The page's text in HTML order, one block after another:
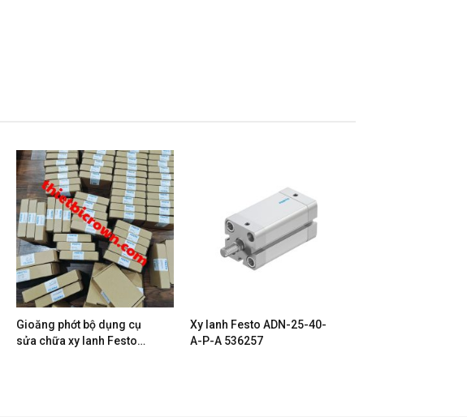
Gioăng phớt bộ dụng cụ
sửa chữa xy lanh Festo
Xy lanh Festo ADN-25-40-
A-P-A 536257